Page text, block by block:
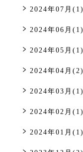
2024年07月(1)
2024年06月(1)
2024年05月(1)
2024年04月(2)
2024年03月(1)
2024年02月(1)
2024年01月(1)